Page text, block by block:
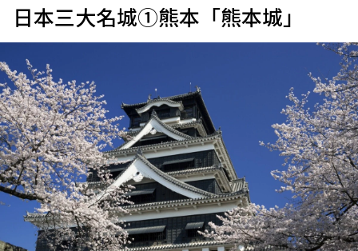
日本三大名城①熊本「熊本城」